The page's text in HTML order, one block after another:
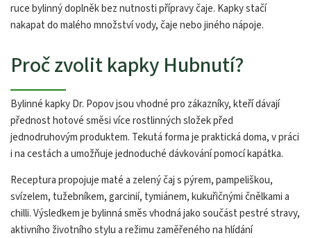
ruce bylinný doplněk bez nutnosti přípravy čaje. Kapky stačí
nakapat do malého množství vody, čaje nebo jiného nápoje.
Proč zvolit kapky Hubnutí?
Bylinné kapky Dr. Popov jsou vhodné pro zákazníky, kteří dávají
přednost hotové směsi více rostlinných složek před
jednodruhovým produktem. Tekutá forma je praktická doma, v práci
i na cestách a umožňuje jednoduché dávkování pomocí kapátka.
Receptura propojuje maté a zelený čaj s pýrem, pampeliškou,
svízelem, tužebníkem, garcinií, tymiánem, kukuřičnými čnělkami a
chilli. Výsledkem je bylinná směs vhodná jako součást pestré stravy,
aktivního životního stylu a režimu zaměřeného na hlídání